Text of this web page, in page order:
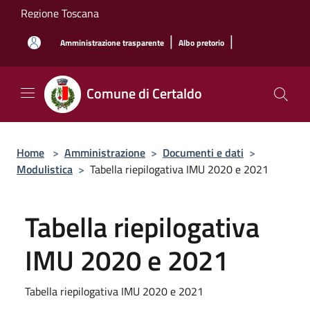
Salta al contenuto principale
Regione Toscana
Amministrazione trasparente | Albo pretorio |
Comune di Certaldo
Home > Amministrazione > Documenti e dati >
Modulistica > Tabella riepilogativa IMU 2020 e 2021
Tabella riepilogativa
IMU 2020 e 2021
Tabella riepilogativa IMU 2020 e 2021